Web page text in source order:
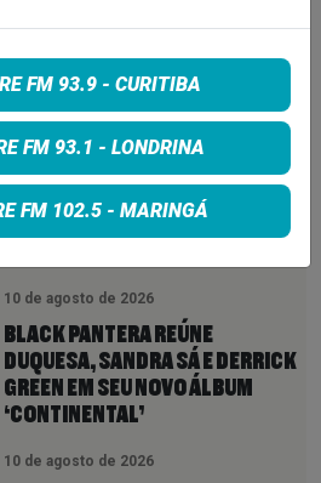
MAIS
OASIS COMPLETA 30 ANOS DE
KNEBWORTH, O MOMENTO EM
QUE O BRITPOP CHEGOU AO AUGE
10 de agosto de 2026
BLACK PANTERA REÚNE
DUQUESA, SANDRA SÁ E DERRICK
GREEN EM SEU NOVO ÁLBUM
‘CONTINENTAL’
10 de agosto de 2026
FM 93.9 - CURITIBA
FM 93.1 - LONDRINA
FM 102.5 - MARINGÁ